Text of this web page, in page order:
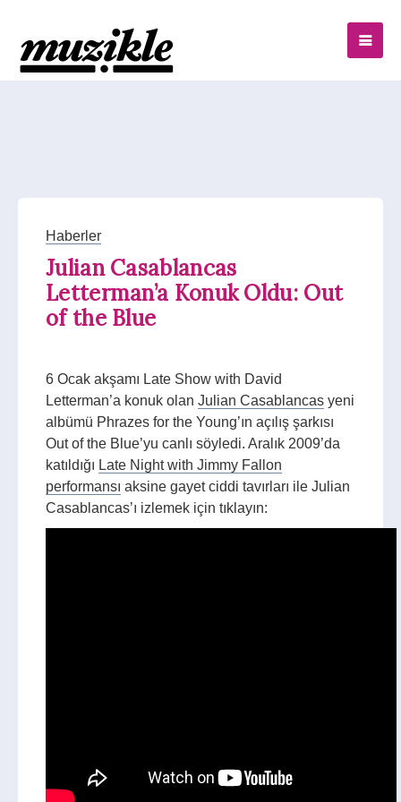
Haberler
Julian Casablancas
Letterman’a Konuk Oldu: Out
of the Blue
6 Ocak akşamı Late Show with David
Letterman’a konuk olan Julian Casablancas yeni
albümü Phrazes for the Young’ın açılış şarkısı
Out of the Blue’yu canlı söyledi. Aralık 2009’da
katıldığı Late Night with Jimmy Fallon
performansı aksine gayet ciddi tavırları ile Julian
Casablancas’ı izlemek için tıklayın: